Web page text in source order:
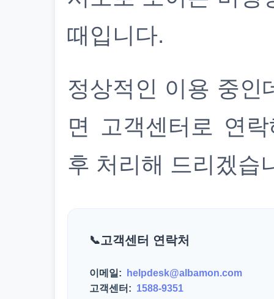
때입니다.
정상적인 이용 중인
면 고객센터로 연
후 처리해 드리겠습
고객센터 연락처
이메일:
helpdesk@albamon.com
고객센터: 1588-9351